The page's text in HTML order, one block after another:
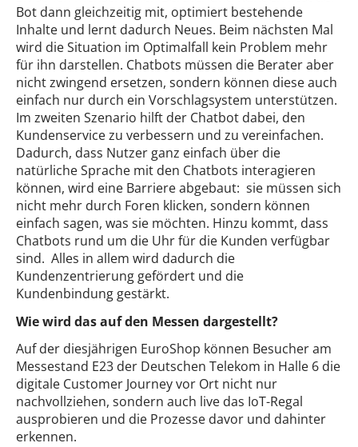
Bot dann gleichzeitig mit, optimiert bestehende
Inhalte und lernt dadurch Neues. Beim nächsten Mal
wird die Situation im Optimalfall kein Problem mehr
für ihn darstellen. Chatbots müssen die Berater aber
nicht zwingend ersetzen, sondern können diese auch
einfach nur durch ein Vorschlagsystem unterstützen.
Im zweiten Szenario hilft der Chatbot dabei, den
Kundenservice zu verbessern und zu vereinfachen.
Dadurch, dass Nutzer ganz einfach über die
natürliche Sprache mit den Chatbots interagieren
können, wird eine Barriere abgebaut: sie müssen sich
nicht mehr durch Foren klicken, sondern können
einfach sagen, was sie möchten. Hinzu kommt, dass
Chatbots rund um die Uhr für die Kunden verfügbar
sind. Alles in allem wird dadurch die
Kundenzentrierung gefördert und die
Kundenbindung gestärkt.
Wie wird das auf den Messen dargestellt?
Auf der diesjährigen EuroShop können Besucher am
Messestand E23 der Deutschen Telekom in Halle 6 die
digitale Customer Journey vor Ort nicht nur
nachvollziehen, sondern auch live das IoT-Regal
ausprobieren und die Prozesse davor und dahinter
erkennen.